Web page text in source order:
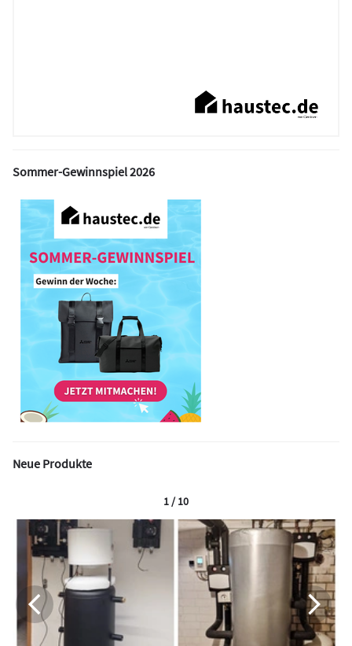
Sommer-Gewinnspiel 2026
Neue Produkte
1 / 10